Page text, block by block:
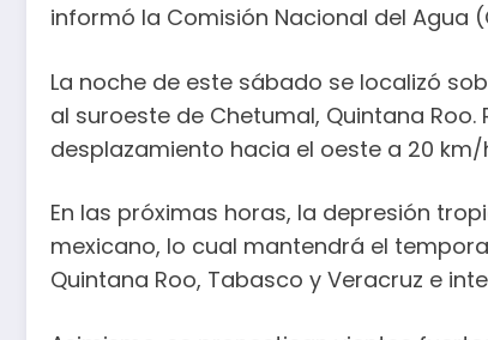
informó la Comisión Nacional del Agua
La noche de este sábado se localizó
al suroeste de Chetumal, Quintana
desplazamiento hacia el oeste a 20 km/
En las próximas horas, la depresión
mexicano, lo cual mantendrá el
Quintana Roo, Tabasco y Veracruz e